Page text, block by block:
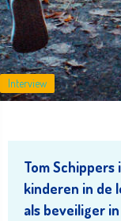
Interview
Tom
kinderen in de
als beveiliger